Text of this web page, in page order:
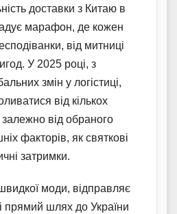
доставки з Китаю в
марафон, де кожен
від митниці
У 2025 році, з
змін у логістиці,
від кількох
від обраного
факторів, як святкові
затримки.
моди, відправляє
прямий шлях до України